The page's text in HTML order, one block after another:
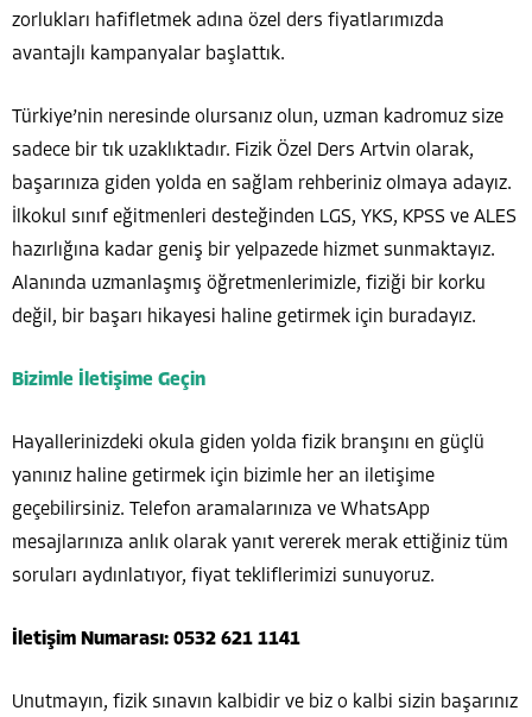
zorlukları hafifletmek adına özel ders fiyatlarımızda
avantajlı kampanyalar başlattık.
Türkiye’nin neresinde olursanız olun, uzman kadromuz size
sadece bir tık uzaklıktadır. Fizik Özel Ders Artvin olarak,
başarınıza giden yolda en sağlam rehberiniz olmaya adayız.
İlkokul sınıf eğitmenleri desteğinden LGS, YKS, KPSS ve ALES
hazırlığına kadar geniş bir yelpazede hizmet sunmaktayız.
Alanında uzmanlaşmış öğretmenlerimizle, fiziği bir korku
değil, bir başarı hikayesi haline getirmek için buradayız.
Bizimle İletişime Geçin
Hayallerinizdeki okula giden yolda fizik branşını en güçlü
yanınız haline getirmek için bizimle her an iletişime
geçebilirsiniz. Telefon aramalarınıza ve WhatsApp
mesajlarınıza anlık olarak yanıt vererek merak ettiğiniz tüm
soruları aydınlatıyor, fiyat tekliflerimizi sunuyoruz.
İletişim Numarası: 0532 621 1141
Unutmayın, fizik sınavın kalbidir ve biz o kalbi sizin başarınız